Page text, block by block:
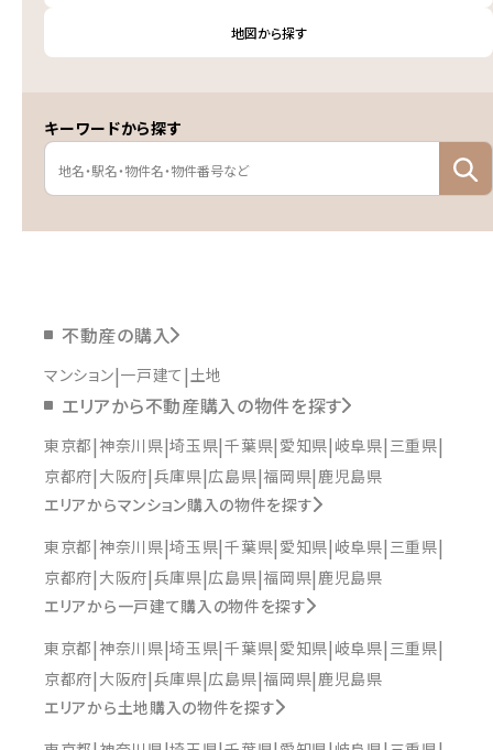
地図から探す
キーワードから探す
不動産の購入
マンション 一戸建て 土地
エリアから不動産購入の物件を探す
東京都 神奈川県 埼玉県 千葉県 愛知県 岐阜県 三重県
京都府 大阪府 兵庫県 広島県 福岡県 鹿児島県
エリアからマンション購入の物件を探す
東京都 神奈川県 埼玉県 千葉県 愛知県 岐阜県 三重県
京都府 大阪府 兵庫県 広島県 福岡県 鹿児島県
エリアから一戸建て購入の物件を探す
東京都 神奈川県 埼玉県 千葉県 愛知県 岐阜県 三重県
京都府 大阪府 兵庫県 広島県 福岡県 鹿児島県
エリアから土地購入の物件を探す